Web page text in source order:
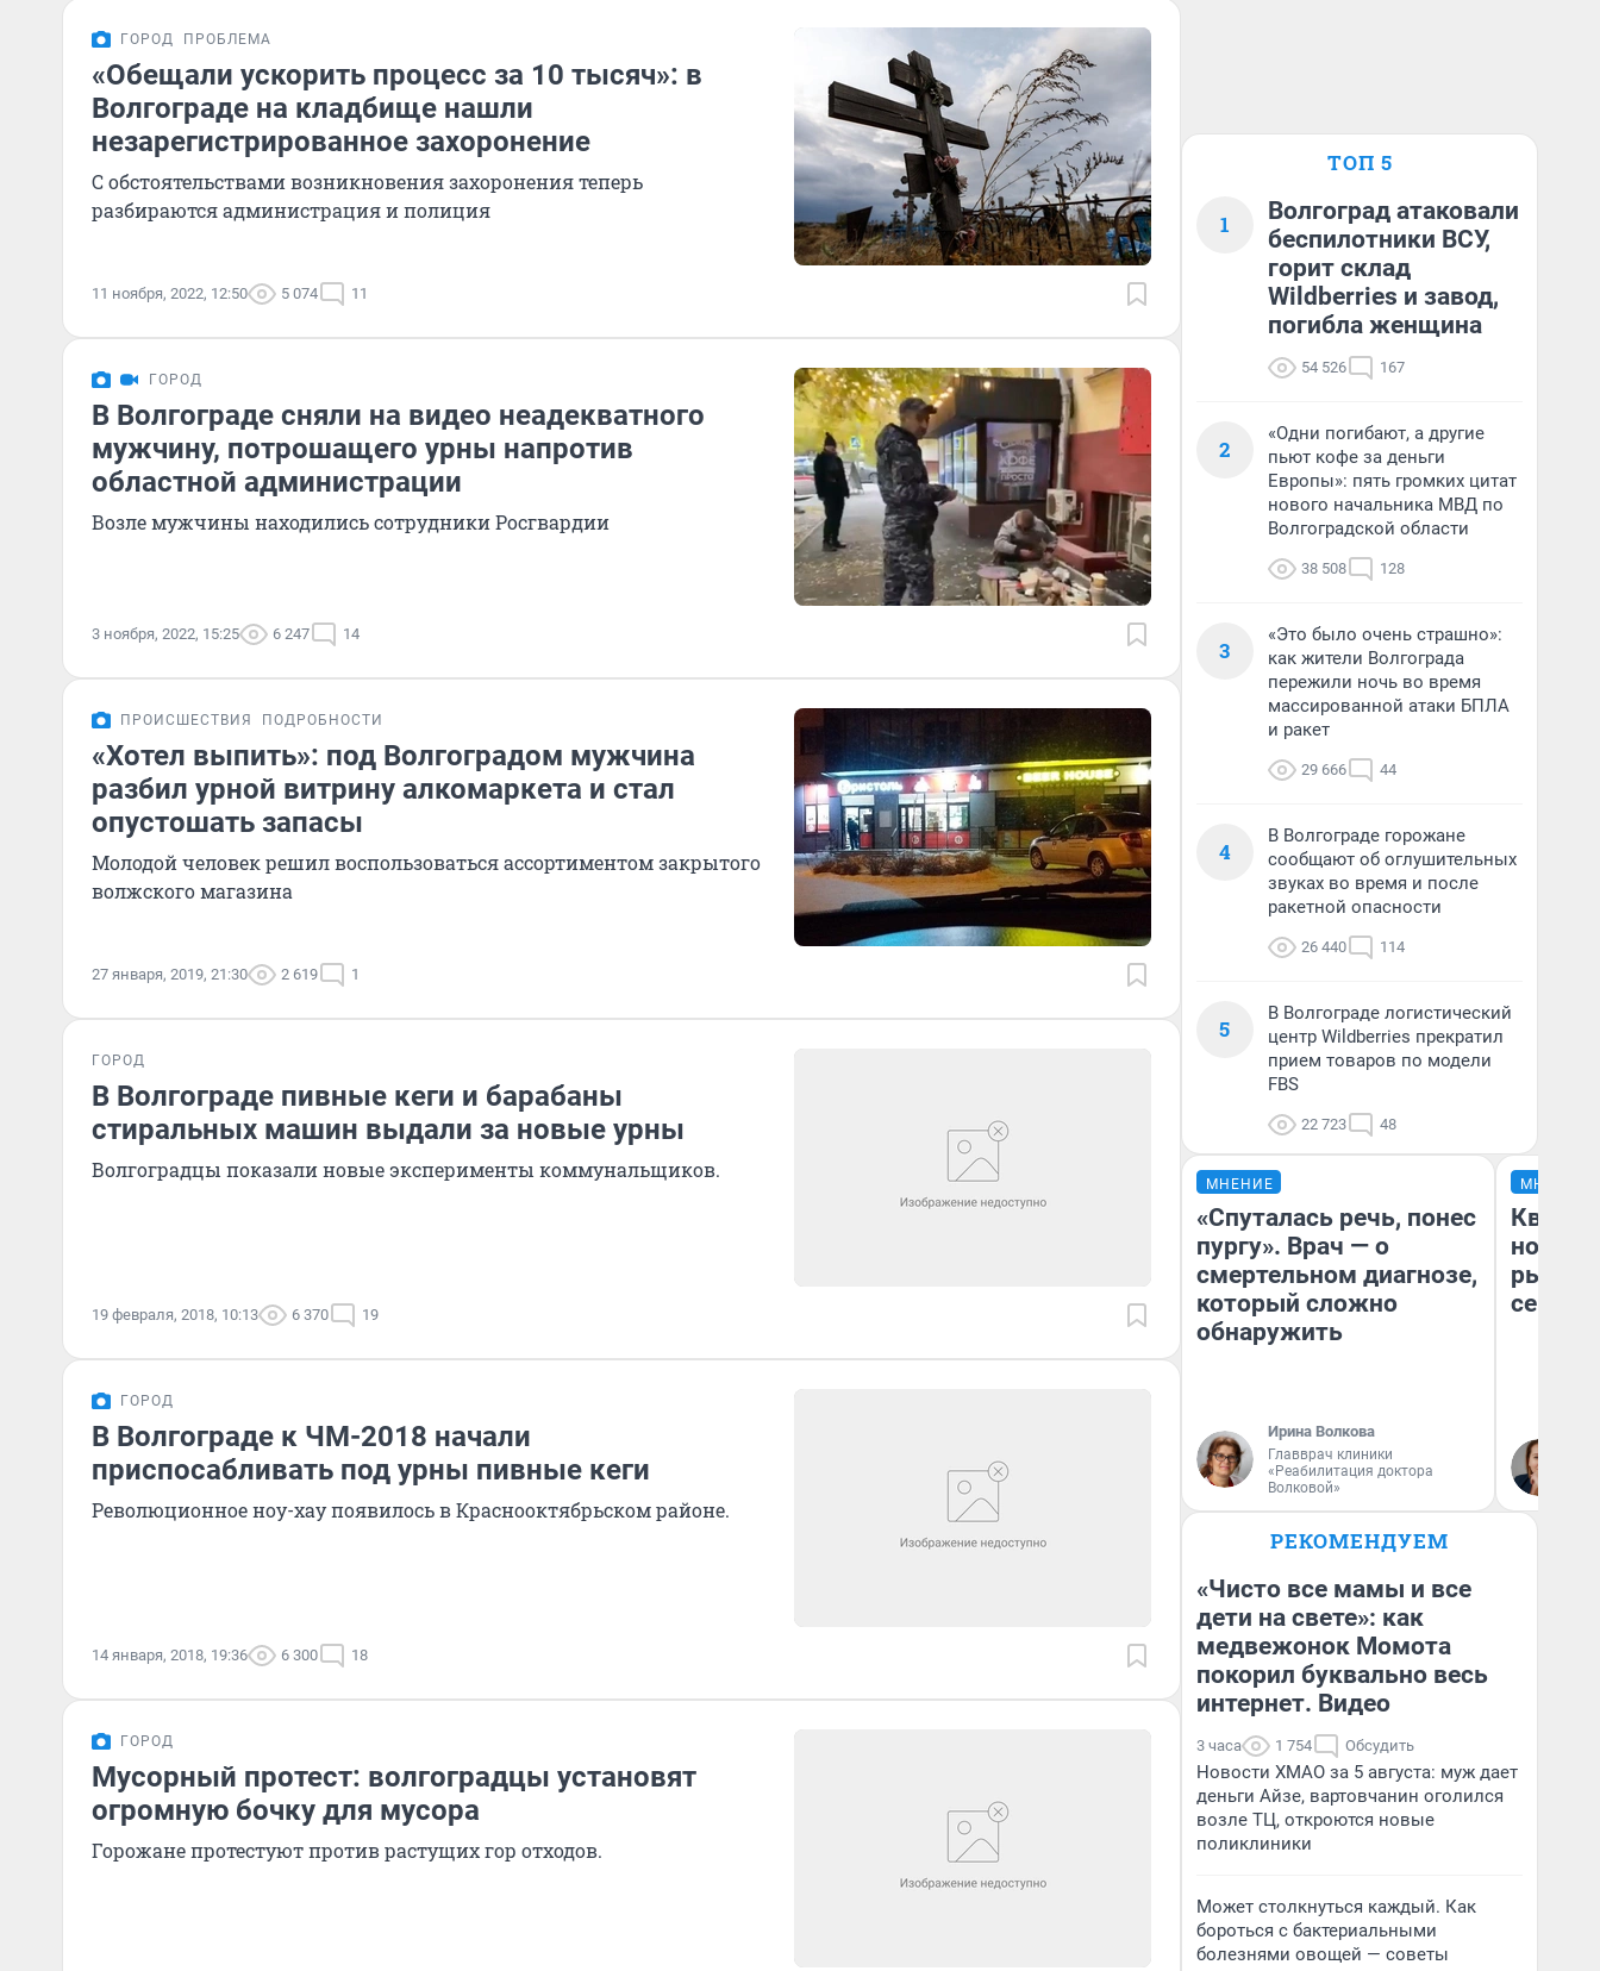
ГОРОД ПРОБЛЕМА
«Обещали ускорить процесс за 10 тысяч»: в
Волгограде на кладбище нашли
незарегистрированное захоронение
С обстоятельствами возникновения захоронения теперь
разбираются администрация и полиция
11 ноября, 2022, 12:50 5 074 11
ГОРОД
В Волгограде сняли на видео неадекватного
мужчину, потрошащего урны напротив
областной администрации
Возле мужчины находились сотрудники Росгвардии
3 ноября, 2022, 15:25 6 247 14
ПРОИСШЕСТВИЯ ПОДРОБНОСТИ
«Хотел выпить»: под Волгоградом мужчина
разбил урной витрину алкомаркета и стал
опустошать запасы
Молодой человек решил воспользоваться ассортиментом закрытого
волжского магазина
27 января, 2019, 21:30 2 619 1
ГОРОД
В Волгограде пивные кеги и барабаны
стиральных машин выдали за новые урны
Волгоградцы показали новые эксперименты коммунальщиков.
19 февраля, 2018, 10:13 6 370 19
ГОРОД
В Волгограде к ЧМ-2018 начали
приспосабливать под урны пивные кеги
Революционное ноу-хау появилось в Краснооктябрьском районе.
14 января, 2018, 19:36 6 300 18
ГОРОД
Мусорный протест: волгоградцы установят
огромную бочку для мусора
Горожане протестуют против растущих гор отходов.
ТОП 5
1
Волгоград атаковали
беспилотники ВСУ,
горит склад
Wildberries и завод,
погибла женщина
54 526 167
2
«Одни погибают, а другие
пьют кофе за деньги
Европы»: пять громких цитат
нового начальника МВД по
Волгоградской области
38 508 128
3
«Это было очень страшно»:
как жители Волгограда
пережили ночь во время
массированной атаки БПЛА
и ракет
29 666 44
4
В Волгограде горожане
сообщают об оглушительных
звуках во время и после
ракетной опасности
26 440 114
5
В Волгограде логистический
центр Wildberries прекратил
прием товаров по модели
FBS
22 723 48
МНЕНИЕ
«Спуталась речь, понес
пургу». Врач — о
смертельном диагнозе,
который сложно
обнаружить
Ирина Волкова
Главврач клиники
«Реабилитация доктора
Волковой»
МНЕНИЕ
но
рынок
РЕКОМЕНДУЕМ
«Чисто все мамы и все
дети на свете»: как
медвежонок Момота
покорил буквально весь
интернет. Видео
3 часа 1 754 Обсудить
Новости ХМАО за 5 августа: муж дает
деньги Айзе, вартовчанин оголился
возле ТЦ, откроются новые
поликлиники
Может столкнуться каждый. Как
бороться с бактериальными
болезнями овощей — советы